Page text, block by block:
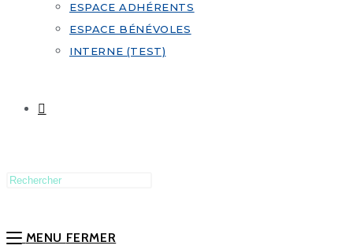
ESPACE ADHÉRENTS
ESPACE BÉNÉVOLES
INTERNE (TEST)
MENU FERMER